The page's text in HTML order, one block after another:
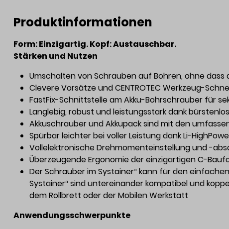
Produktinformationen
Form: Einzigartig. Kopf: Austauschbar.
Stärken und Nutzen
Umschalten von Schrauben auf Bohren, ohne
Clevere Vorsätze und CENTROTEC Werkzeug-
FastFix-Schnittstelle am Akku-Bohrschrauber für
Langlebig, robust und leistungsstark dank
Akkuschrauber und Akkupack sind mit den
Spürbar leichter bei voller Leistung dank Li-
Vollelektronische Drehmomenteinstellung und -
Überzeugende Ergonomie der einzigartigen C-
Der Schrauber im Systainer³ kann für den
Systainer³ sind untereinander kompatibel und
dem Rollbrett oder der Mobilen Werkstatt
Anwendungsschwerpunkte